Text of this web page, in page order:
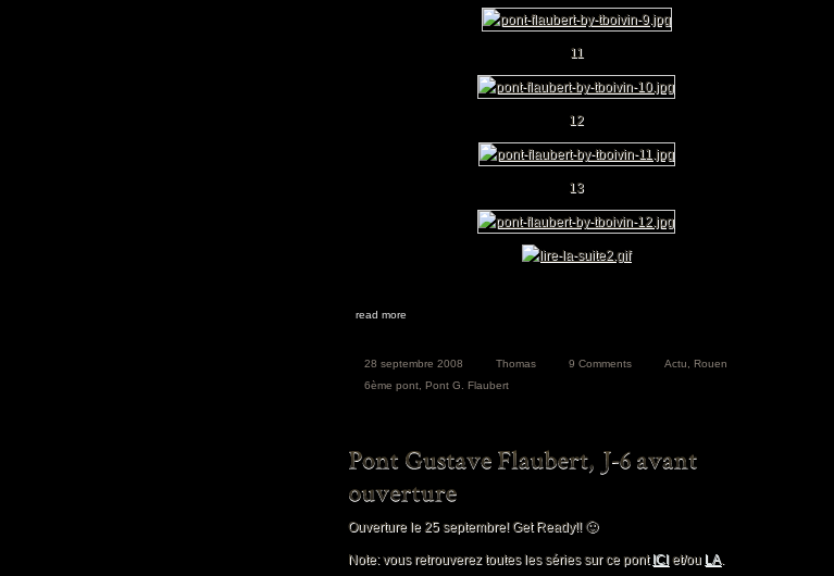
11
12
13
read more
28 septembre 2008 Thomas 9 Comments Actu
Rouen
6ème pont Pont G. Flaubert
Ouverture le 25 septembre! Get Ready!! 🙂
Note: vous retrouverez toutes les séries sur ce pont ICIet/ou LA.